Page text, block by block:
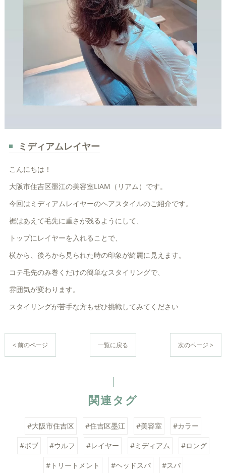
ミディアムレイヤー
こんにちは！
大阪市住吉区墨江の美容室LIAM（リアム）です。
今回はミディアムレイヤーのヘアスタイルのご紹介です。
裾はあえて毛先に重さが残るようにして、
トップにレイヤーを入れることで、
横から、後ろから見られた時の印象が綺麗に見えます。
コテ毛先のみ巻くだけの簡単なスタイリングで、
雰囲気が変わります。
スタイリングが苦手な方もぜひ挑戦してみてください
< 前のページ 一覧に戻る 次のページ >
関連タグ
#大阪市住吉区 #住吉区墨江 #美容室 #カラー
#ボブ #ウルフ #レイヤー #ミディアム #ロング
#トリートメント #ヘッドスパ #スパ